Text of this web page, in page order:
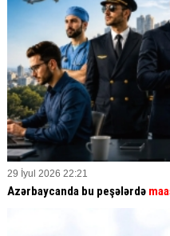
29 İyul 2026 22:21
Azərbaycanda bu peşələrdə